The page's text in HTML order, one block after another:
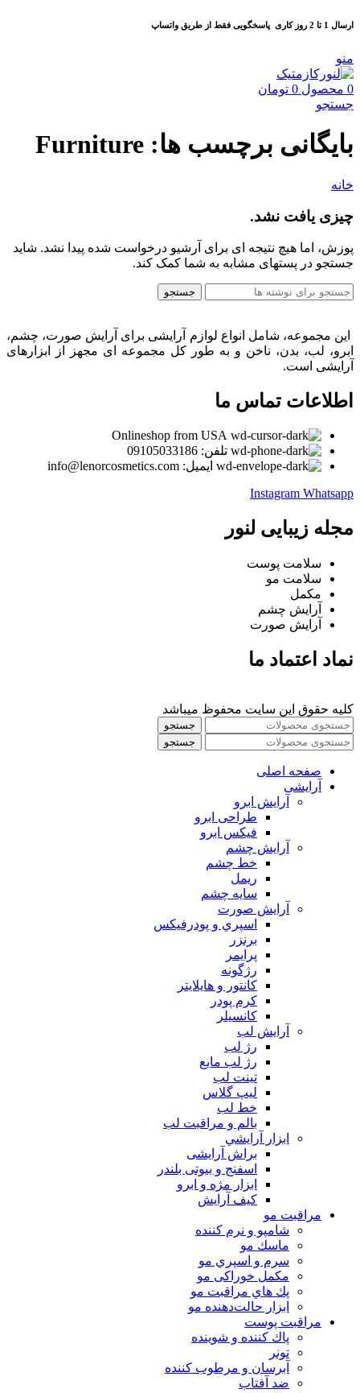
ارسال 1 تا 2 روز کاری پاسخگویی فقط از طریق واتساپ
منو
0 محصول 0 تومان
جستجو
بایگانی برچسب ها: Furniture
خانه
چیزی یافت نشد.
پوزش، اما هیچ نتیجه ای برای آرشیو درخواست شده پیدا نشد. شاید
جستجو در پستهای مشابه به شما کمک کند.
جستجو
این مجموعه، شامل انواع لوازم آرایشی برای آرایش صورت، چشم،
ابرو، لب، بدن، ناخن و به طور کل مجموعه ای مجهز از ابزارهای
آرایشی است.
اطلاعات تماس ما
Onlineshop from USA
تلفن: 09105033186
ایمیل: info@lenorcosmetics.com
Instagram Whatsapp
مجله زیبایی لنور
سلامت پوست
سلامت مو
مکمل
آرایش چشم
آرایش صورت
نماد اعتماد ما
کلیه حقوق این سایت محفوظ میباشد
جستجو
جستجو
صفحه اصلی
آرایشی
آرايش ابرو
طراحی ابرو
فیکس ابرو
آرايش چشم
خط چشم
ريمل
سايه چشم
آرايش صورت
اسپري و پودرفيكس
برنزر
پرايمر
رژگونه
كانتور و هايلايتر
كرم پودر
كانسيلر
آرايش لب
رژ لب
رژ لب مایع
تینت لب
لیپ گلاس
خط لب
بالم و مراقبت لب
ابزار آرايشي
براش آرایشی
اسفنج و بیوتی بلندر
ابزار مژه و ابرو
کیف آرایش
مراقبت مو
شامپو و نرم كننده
ماسك مو
سرم و اسپري مو
مكمل خوراكی مو
پك هاي مراقبت مو
ابزار حالت‌دهنده مو
مراقبت پوست
پاك كننده و شوينده
تونر
آبرسان و مرطوب كننده
ضد آفتاب